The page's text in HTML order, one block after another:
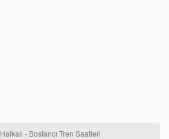
Halkalı - Bostancı Tren Saatleri